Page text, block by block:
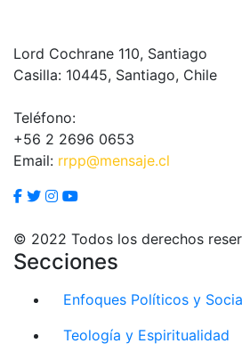
Lord Cochrane 110, Santiago
Casilla: 10445, Santiago, Chile
Teléfono:
+56 2 2696 0653
Email: rrpp@mensaje.cl
© 2022 Todos los derechos
Secciones
Enfoques Políticos y
Teología y Espiritualidad